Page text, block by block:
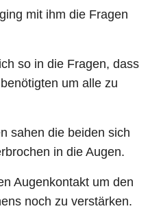
mit ihm die Fragen
so in die Fragen, dass
um alle zu
sahen die beiden sich
in die Augen.
Augenkontakt um den
noch zu verstärken.